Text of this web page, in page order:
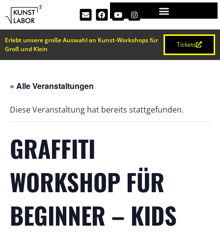
Erlebt unsere große Auswahl an Kunst-Workshops für
Groß und Klein
Tickets
« Alle Veranstaltungen
Diese Veranstaltung hat bereits stattgefunden.
GRAFFITI
WORKSHOP FÜR
BEGINNER – KIDS